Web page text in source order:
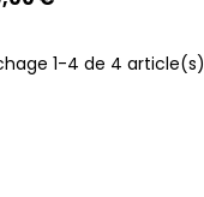
1-4 de 4 article(s)